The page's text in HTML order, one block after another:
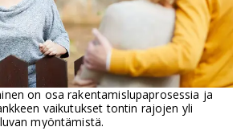
on osa rakentamislupaprosessia ja
vaikutukset tontin rajojen yli
myöntämistä.